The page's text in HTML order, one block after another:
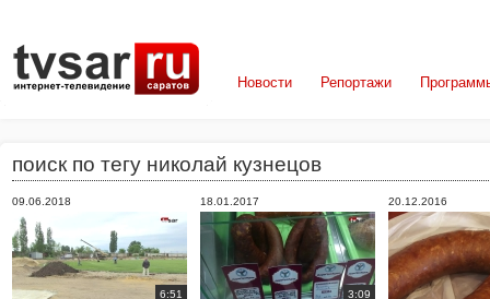
Новости Репортажи
поиск по тегу николай кузнецов
09.06.2018
6:51
18.01.2017
3:09
20.12.2016